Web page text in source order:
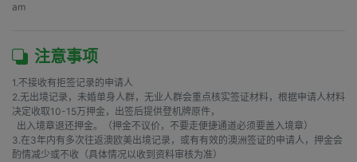
am
注意事项
1.不接收有拒签记录的申请人
2.无出境记录，未婚单身人群，无业人群会重点核实签证材料，根据申请人材料
决定收取10-15万押金，出签后提供登机牌原件，
出入境章退还押金。（押金不议价，不要走便捷通道必须要盖入境章）
3.在3年内有多次往返澳欧美出境记录，或有有效的澳洲签证的申请人，押金会
酌情减少或不收（具体情况以收到资料审核为准）